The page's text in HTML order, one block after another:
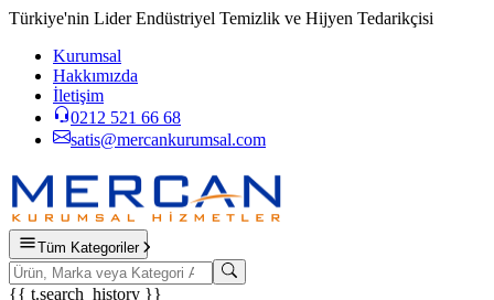
Türkiye'nin Lider Endüstriyel Temizlik ve Hijyen Tedarikçisi
Kurumsal
Hakkımızda
İletişim
0212 521 66 68
satis@mercankurumsal.com
Tüm Kategoriler
{{ t.search_history }}